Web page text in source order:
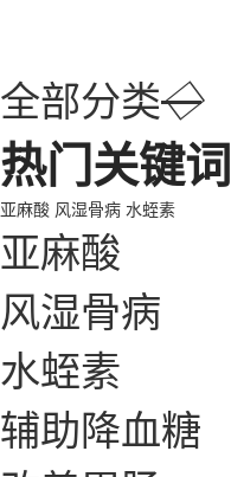
全部分类◇
热门关键词
亚麻酸 风湿骨病 水蛭素
亚麻酸
风湿骨病
水蛭素
辅助降血糖